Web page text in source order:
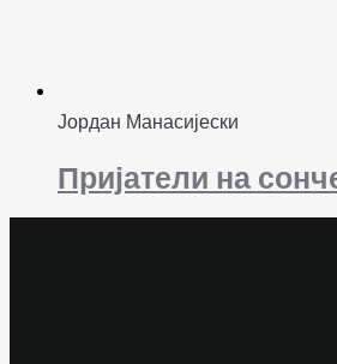
Јордан Манасијески
Пријатели на